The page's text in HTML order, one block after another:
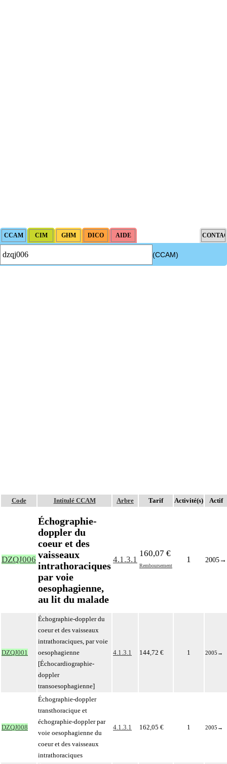
(CCAM)
Code Intitulé CCAM Arbre Tarif Activité(s) Actif
DZQJ006
Échographie-
doppler du
coeur et des
vaisseaux
intrathoraciques
par voie
oesophagienne,
au lit du malade
4.1.3.1
160,07 €
Remboursement
1 2005→
DZQJ001
Échographie-doppler du
coeur et des vaisseaux
intrathoraciques, par voie
oesophagienne
[Échocardiographie-
doppler
transoesophagienne]
4.1.3.1 144,72 € 1 2005 →
DZQJ008
Échographie-doppler
transthoracique et
échographie-doppler par
voie oesophagienne du
coeur et des vaisseaux
intrathoraciques
4.1.3.1 162,05 € 1 2005 →